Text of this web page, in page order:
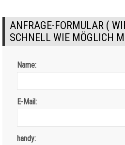
ANFRAGE-FORMULAR (
SCHNELL WIE MÖGLICH
Name:
E-Mail:
handy: